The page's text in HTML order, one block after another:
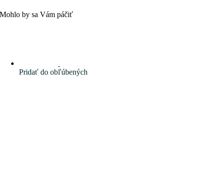
Mohlo by sa Vám páčiť
Pridať do obľúbených